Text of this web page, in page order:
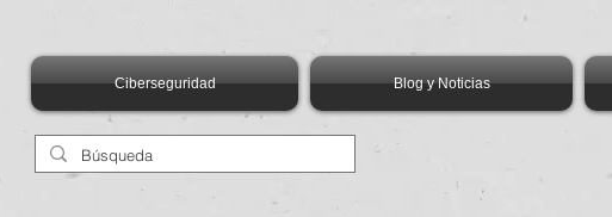
Ciberseguridad Blog y Noticias